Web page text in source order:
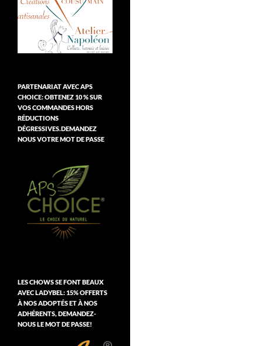
PARTENARIAT AVEC APS
CHOICE: OBTENEZ 10 % SUR
VOS COMMANDES HORS
RÉDUCTIONS
DÉGRESSIVES.DEMANDEZ
NOUS VOTRE MOT DE PASSE
LES CHOWS SE FONT BEAUX
AVEC LADYBEL: 15% OFFERTS
À NOS ADOPTÉS ET À NOS
ADHÉRENTS, DEMANDEZ-
NOUS LE MOT DE PASSE!